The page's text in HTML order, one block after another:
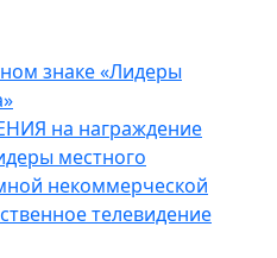
знаке «Лидеры
на награждение
местного
некоммерческой
телевидение